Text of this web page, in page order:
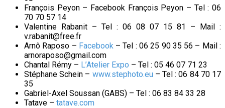
François Peyon – Facebook François Peyon – Tel : 06
70 70 57 14
Valentine Rabanit – Tel : 06 08 07 15 81 – Mail :
v.rabanit@free.fr
Arnô Raposo – Facebook – Tel : 06 25 90 35 56 – Mail :
arnoraposo@gmail.com
Chantal Rémy – L’Atelier Expo – Tel : 05 46 07 71 23
Stéphane Schein – www.stephoto.eu – Tel : 06 84 70 17
35
Gabriel-Axel Soussan (GABS) – Tel : 06 83 84 33 28
Tatave – tatave.com